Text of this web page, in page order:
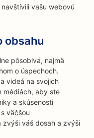
vašu webovú
obsahu
pôsobivá, najmä
o úspechoch.
videá na svojich
médiách, aby ste
a skúsenosti
väčšou
váš dosah a zvýši